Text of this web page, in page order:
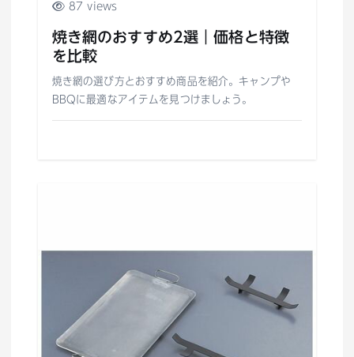
87 views
焼き網のおすすめ2選｜価格と特徴
を比較
焼き網の選び方とおすすめ商品を紹介。キャンプや
BBQに最適なアイテムを見つけましょう。